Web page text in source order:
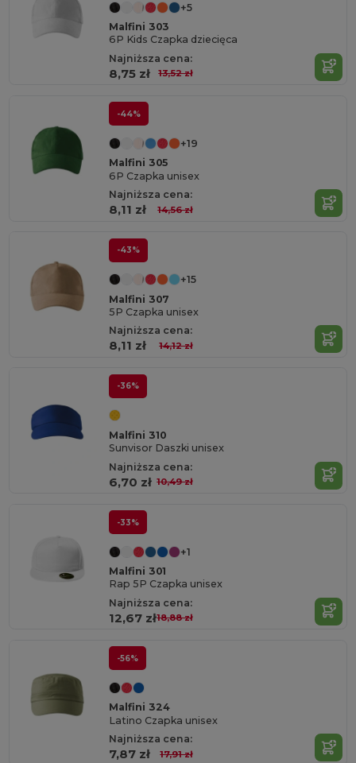
+5
Malfini 303
6P Kids Czapka dziecięca
Najniższa cena:
8,75 zł 13,52 zł
-44%
+19
Malfini 305
6P Czapka unisex
Najniższa cena:
8,11 zł 14,56 zł
-43%
+15
Malfini 307
5P Czapka unisex
Najniższa cena:
8,11 zł 14,12 zł
-36%
Malfini 310
Sunvisor Daszki unisex
Najniższa cena:
6,70 zł 10,49 zł
-33%
+1
Malfini 301
Rap 5P Czapka unisex
Najniższa cena:
12,67 zł18,88 zł
-56%
Malfini 324
Latino Czapka unisex
Najniższa cena:
7,87 zł 17,91 zł